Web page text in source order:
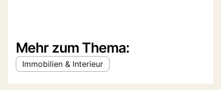
Mehr zum Thema:
Immobilien & Interieur